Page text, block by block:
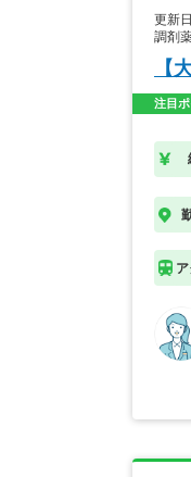
更新
調剤
【
注目